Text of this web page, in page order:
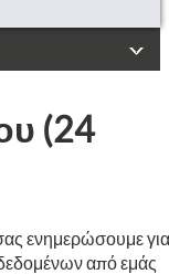
(24
ενημερώσουμε για
από εμάς